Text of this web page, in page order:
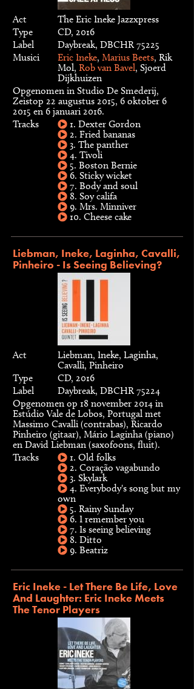
Act
The Eric Ineke Jazzxpress
Type
CD, 2016
Label
Daybreak, DBCHR 75225
Musici
Eric Ineke, Marius Beets, Rik
Mol, Rob van Bavel, Sjoerd
Dijkhuizen
Opgenomen in Studio De Smederij,
Zeistop 22 augustus 2015, 6 oktober 6
2015 en 6 januari 2016.
Tracks
1. Dexter Gordon
2. Fried bananas
3. The panther
4. Tivoli
5. Boston Bernie
6. Sticky wicket
7. Body and soul
8. Soy califa
9. Mrs. Minniver
10. Cheese cake
Liebman, Ineke, Laginha, Cavalli,
Pinheiro - Is Seeing Believing?
Act
Liebman, Ineke, Laginha,
Cavalli, Pinheiro
Type
CD, 2016
Label
Daybreak, DBCHR 75224
Opgenomen op 18 november 2014 in
Estúdio Vale de Lobos, Portugal met
Massimo Cavalli (contrabas), Ricardo
Pinheiro (gitaar), Mário Laginha (piano)
en David Liebman (saxofoons, fluit).
Tracks
1. Old folks
2. Coração vagabundo
3. Skylark
4. Everybody's song but my
own
5. Rainy Sunday
6. I remember you
7. Is seeing believing
8. Ditto
9. Beatriz
Eric Ineke - Let There Be Life, Love
And Laughter: Eric Ineke Meets
The Tenor Players